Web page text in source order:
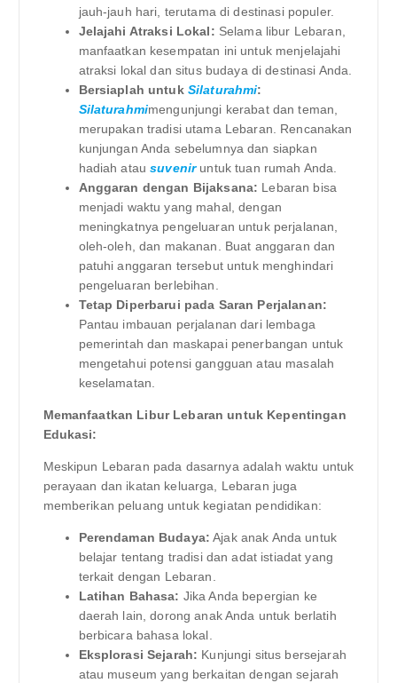
jauh-jauh hari, terutama di destinasi populer.
Jelajahi Atraksi Lokal: Selama libur Lebaran,
manfaatkan kesempatan ini untuk menjelajahi
atraksi lokal dan situs budaya di destinasi Anda.
Bersiaplah untuk Silaturahmi:
Silaturahmimengunjungi kerabat dan teman,
merupakan tradisi utama Lebaran. Rencanakan
kunjungan Anda sebelumnya dan siapkan
hadiah atausuveniruntuk tuan rumah Anda.
Anggaran dengan Bijaksana: Lebaran bisa
menjadi waktu yang mahal, dengan
meningkatnya pengeluaran untuk perjalanan,
oleh-oleh, dan makanan. Buat anggaran dan
patuhi anggaran tersebut untuk menghindari
pengeluaran berlebihan.
Tetap Diperbarui pada Saran Perjalanan:
Pantau imbauan perjalanan dari lembaga
pemerintah dan maskapai penerbangan untuk
mengetahui potensi gangguan atau masalah
keselamatan.
Memanfaatkan Libur Lebaran untuk Kepentingan
Edukasi:
Meskipun Lebaran pada dasarnya adalah waktu untuk
perayaan dan ikatan keluarga, Lebaran juga
memberikan peluang untuk kegiatan pendidikan:
Perendaman Budaya: Ajak anak Anda untuk
belajar tentang tradisi dan adat istiadat yang
terkait dengan Lebaran.
Latihan Bahasa: Jika Anda bepergian ke
daerah lain, dorong anak Anda untuk berlatih
berbicara bahasa lokal.
Eksplorasi Sejarah: Kunjungi situs bersejarah
atau museum yang berkaitan dengan sejarah